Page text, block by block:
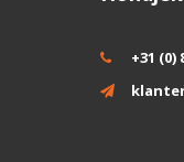
+31 (0)